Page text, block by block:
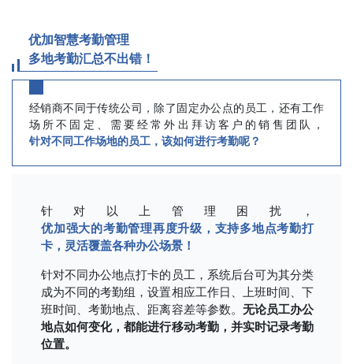
优加智慧考勤管理
多地考勤汇总不出错！
经销商不同于传统公司，除了固定办公点的员工，还有工作
场所不固定、需要经常外出拜访客户的销售团队，
针对不同工作场地的员工，该如何进行考勤呢？
针对以上管理困扰，
优加强大的考勤管理再度升级，支持多地点考勤打
卡，灵活覆盖各种办公场景！
针对不同办公地点打卡的员工，系统后台可为其分类
成为不同的考勤组，设置相应工作日、上班时间、下
班时间、考勤地点、距离容差等参数。 无论员工办公
地点如何变化，都能进行移动考勤，并实时记录考勤
位置。